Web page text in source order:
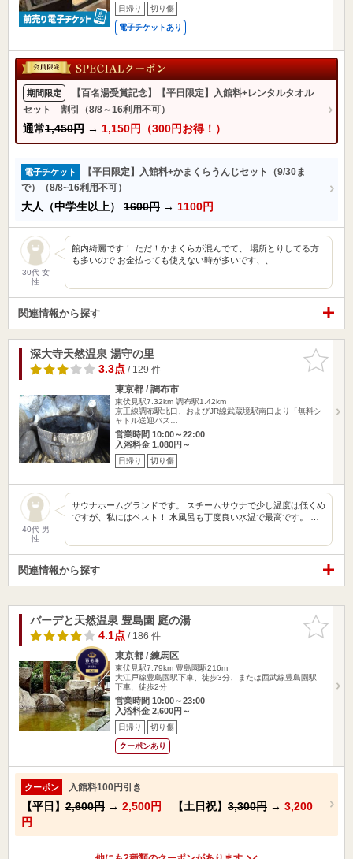
日帰り 切り傷
電子チケットあり
期間限定
【百名湯受賞記念】【平日限定】入館料+レンタルタオル
セット 割引（8/8～16利用不可）
通常1,450円 → 1,150円（300円お得！）
電子チケット
【平日限定】入館料+かまくらうんじセット（9/30ま
で）（8/8~16利用不可）
大人（中学生以上） 1600円 → 1100円
30代 女
性
館内綺麗です！ ただ！かまくらが混んでて、 場所とりしてる方
も多いので お金払っても使えない時が多いです、、
関連情報から探す
お気に入
りに追加
深大寺天然温泉 湯守の里
3.3点/ 129 件
東京都 / 調布市
東伏見駅7.32km 調布駅1.42km
京王線調布駅北口、およびJR線武蔵境駅南口より「無料シ
ャトル送迎バス…
営業時間 10:00～22:00
入浴料金 1,080円～
日帰り 切り傷
40代 男
性
サウナホームグランドです。 スチームサウナで少し温度は低くめ
ですが、私にはベスト！ 水風呂も丁度良い水温で最高です。 …
関連情報から探す
お気に入
りに追加
バーデと天然温泉 豊島園 庭の湯
4.1点/ 186 件
東京都 / 練馬区
東伏見駅7.79km 豊島園駅216m
大江戸線豊島園駅下車、徒歩3分、または西武線豊島園駅
下車、徒歩2分
営業時間 10:00～23:00
入浴料金 2,600円～
日帰り 切り傷
クーポンあり
クーポン 入館料100円引き
【平日】 2,600円 → 2,500円 【土日祝】 3,300円 → 3,200
円